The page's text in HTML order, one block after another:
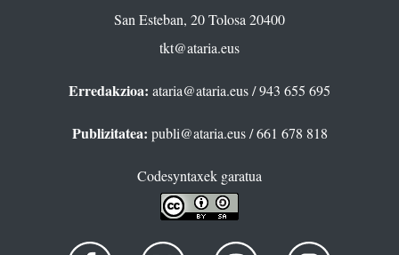
San Esteban, 20 Tolosa 20400
tkt@ataria.eus
Erredakzioa: ataria@ataria.eus/ 943 655 695
Publizitatea: publi@ataria.eus/ 661 678 818
Codesyntaxek garatua